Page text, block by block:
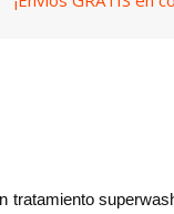
tratamiento